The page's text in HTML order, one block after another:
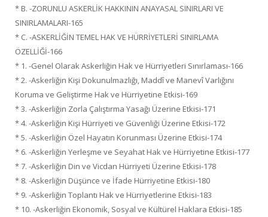
* B. -ZORUNLU ASKERLİK HAKKININ ANAYASAL SINIRLARI VE
SINIRLAMALARI-165
* C. -ASKERLİĞİN TEMEL HAK VE HÜRRİYETLERİ SINIRLAMA
ÖZELLİĞİ-166
* 1. -Genel Olarak Askerliğin Hak ve Hürriyetleri Sınırlaması-166
* 2. -Askerliğin Kişi Dokunulmazlığı, Maddî ve Manevî Varlığını
Koruma ve Geliştirme Hak ve Hürriyetine Etkisi-169
* 3. -Askerliğin Zorla Çalıştırma Yasağı Üzerine Etkisi-171
* 4. -Askerliğin Kişi Hürriyeti ve Güvenliği Üzerine Etkisi-172
* 5. -Askerliğin Özel Hayatın Korunması Üzerine Etkisi-174
* 6. -Askerliğin Yerleşme ve Seyahat Hak ve Hürriyetine Etkisi-177
* 7. -Askerliğin Din ve Vicdan Hürriyeti Üzerine Etkisi-178
* 8. -Askerliğin Düşünce ve İfade Hürriyetine Etkisi-180
* 9. -Askerliğin Toplantı Hak ve Hürriyetlerine Etkisi-183
* 10. -Askerliğin Ekonomik, Sosyal ve Kültürel Haklara Etkisi-185